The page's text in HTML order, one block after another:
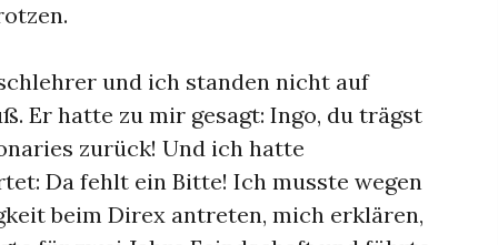
und ich standen nicht auf
Er hatte zu mir gesagt: Ingo, du trägst
zurück! Und ich hatte
Da fehlt ein Bitte! Ich musste wegen
beim Direx antreten, mich erklären,